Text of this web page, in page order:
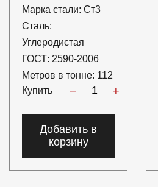
Марка стали: Ст3
Сталь:
Углеродистая
ГОСТ: 2590-2006
Метров в тонне: 112
Купить
− +
Добавить в
корзину